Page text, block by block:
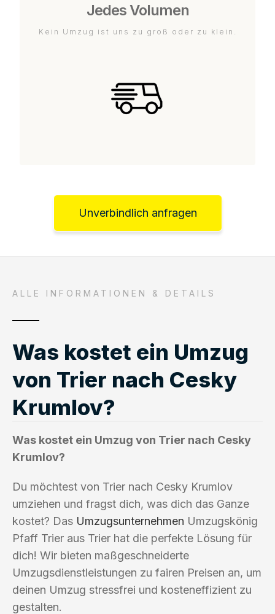
Jedes Volumen
Kein Umzug ist uns zu groß oder zu klein.
Unverbindlich anfragen
ALLE INFORMATIONEN & DETAILS
Was kostet ein Umzug
von Trier nach Cesky
Krumlov?
Was kostet ein Umzug von Trier nach Cesky
Krumlov?
Du möchtest von Trier nach Cesky Krumlov
umziehen und fragst dich, was dich das Ganze
kostet? Das Umzugsunternehmen Umzugskönig
Pfaff Trier aus Trier hat die perfekte Lösung für
dich! Wir bieten maßgeschneiderte
Umzugsdienstleistungen zu fairen Preisen an, um
deinen Umzug stressfrei und kosteneffizient zu
gestalten.